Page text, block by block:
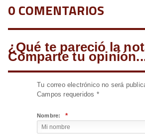
0 COMENTARIOS
¿Qué te pareció la
Comparte tu
Tu correo electrónico no será
Campos requeridos *
Nombre: *